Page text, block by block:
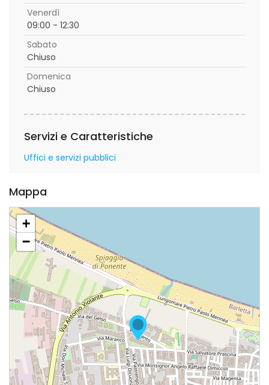
Venerdì
09:00 - 12:30
Sabato
Chiuso
Domenica
Chiuso
Servizi e Caratteristiche
Uffici e servizi pubblici
Mappa
+
−